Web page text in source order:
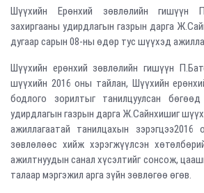
Шүүхийн Ерөнхий зөвлөлийн гишүүн
захиргааны удирдлагын газрын дарга
дугаар сарын 08-ны өдөр тус шүүхэд
Шүүхийн ерөнхий зөвлөлийн гишүүн
шүүхийн 2016 оны тайлан, Шүүхийн
бодлого зорилтыг танилцуулсан
удирдлагын газрын дарга Ж.Сайнхишиг
ажиллагаатай танилцахын
зөвлөлөөс хийж хэрэгжүүлсэн
ажилтнуудын санал хүсэлтийг сонсож,
талаар мэргэжил арга зүйн зөвлөгөө өгөв.